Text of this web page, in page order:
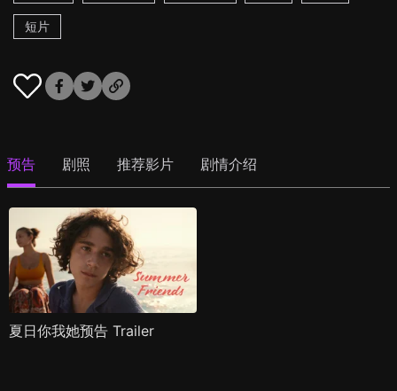
短片
预告 剧照 推荐影片 剧情介绍
夏日你我她预告 Trailer